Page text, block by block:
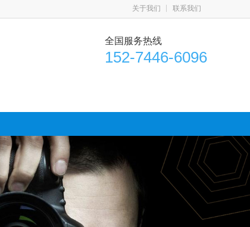
关于我们 联系我们
全国服务热线
152-7446-6096